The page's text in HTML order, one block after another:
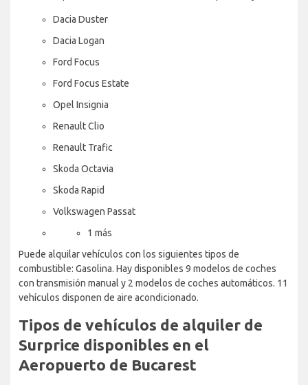
Dacia Duster
Dacia Logan
Ford Focus
Ford Focus Estate
Opel Insignia
Renault Clio
Renault Trafic
Skoda Octavia
Skoda Rapid
Volkswagen Passat
1 más
Puede alquilar vehículos con los siguientes tipos de
combustible: Gasolina. Hay disponibles 9 modelos de coches
con transmisión manual y 2 modelos de coches automáticos. 11
vehículos disponen de aire acondicionado.
Tipos de vehículos de alquiler de
Surprice disponibles en el
Aeropuerto de Bucarest